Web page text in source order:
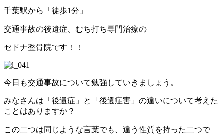
千葉駅から「徒歩1分」
交通事故の後遺症、むち打ち専門治療の
セドナ整骨院です！！
今日も交通事故について勉強していきましょう。
みなさんは「後遺症」と「後遺症害」の違いについて考えた
ことはありますか？
この二つは同じような言葉でも、違う性質を持った二つで